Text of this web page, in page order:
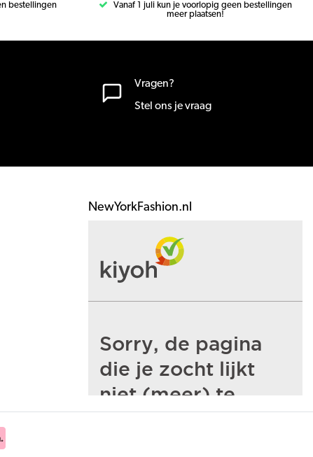
bestellingen
Vanaf 1 juli kun je voorlopig geen bestellingen
meer plaatsen!
Vragen?
Stel ons je vraag
NewYorkFashion.nl